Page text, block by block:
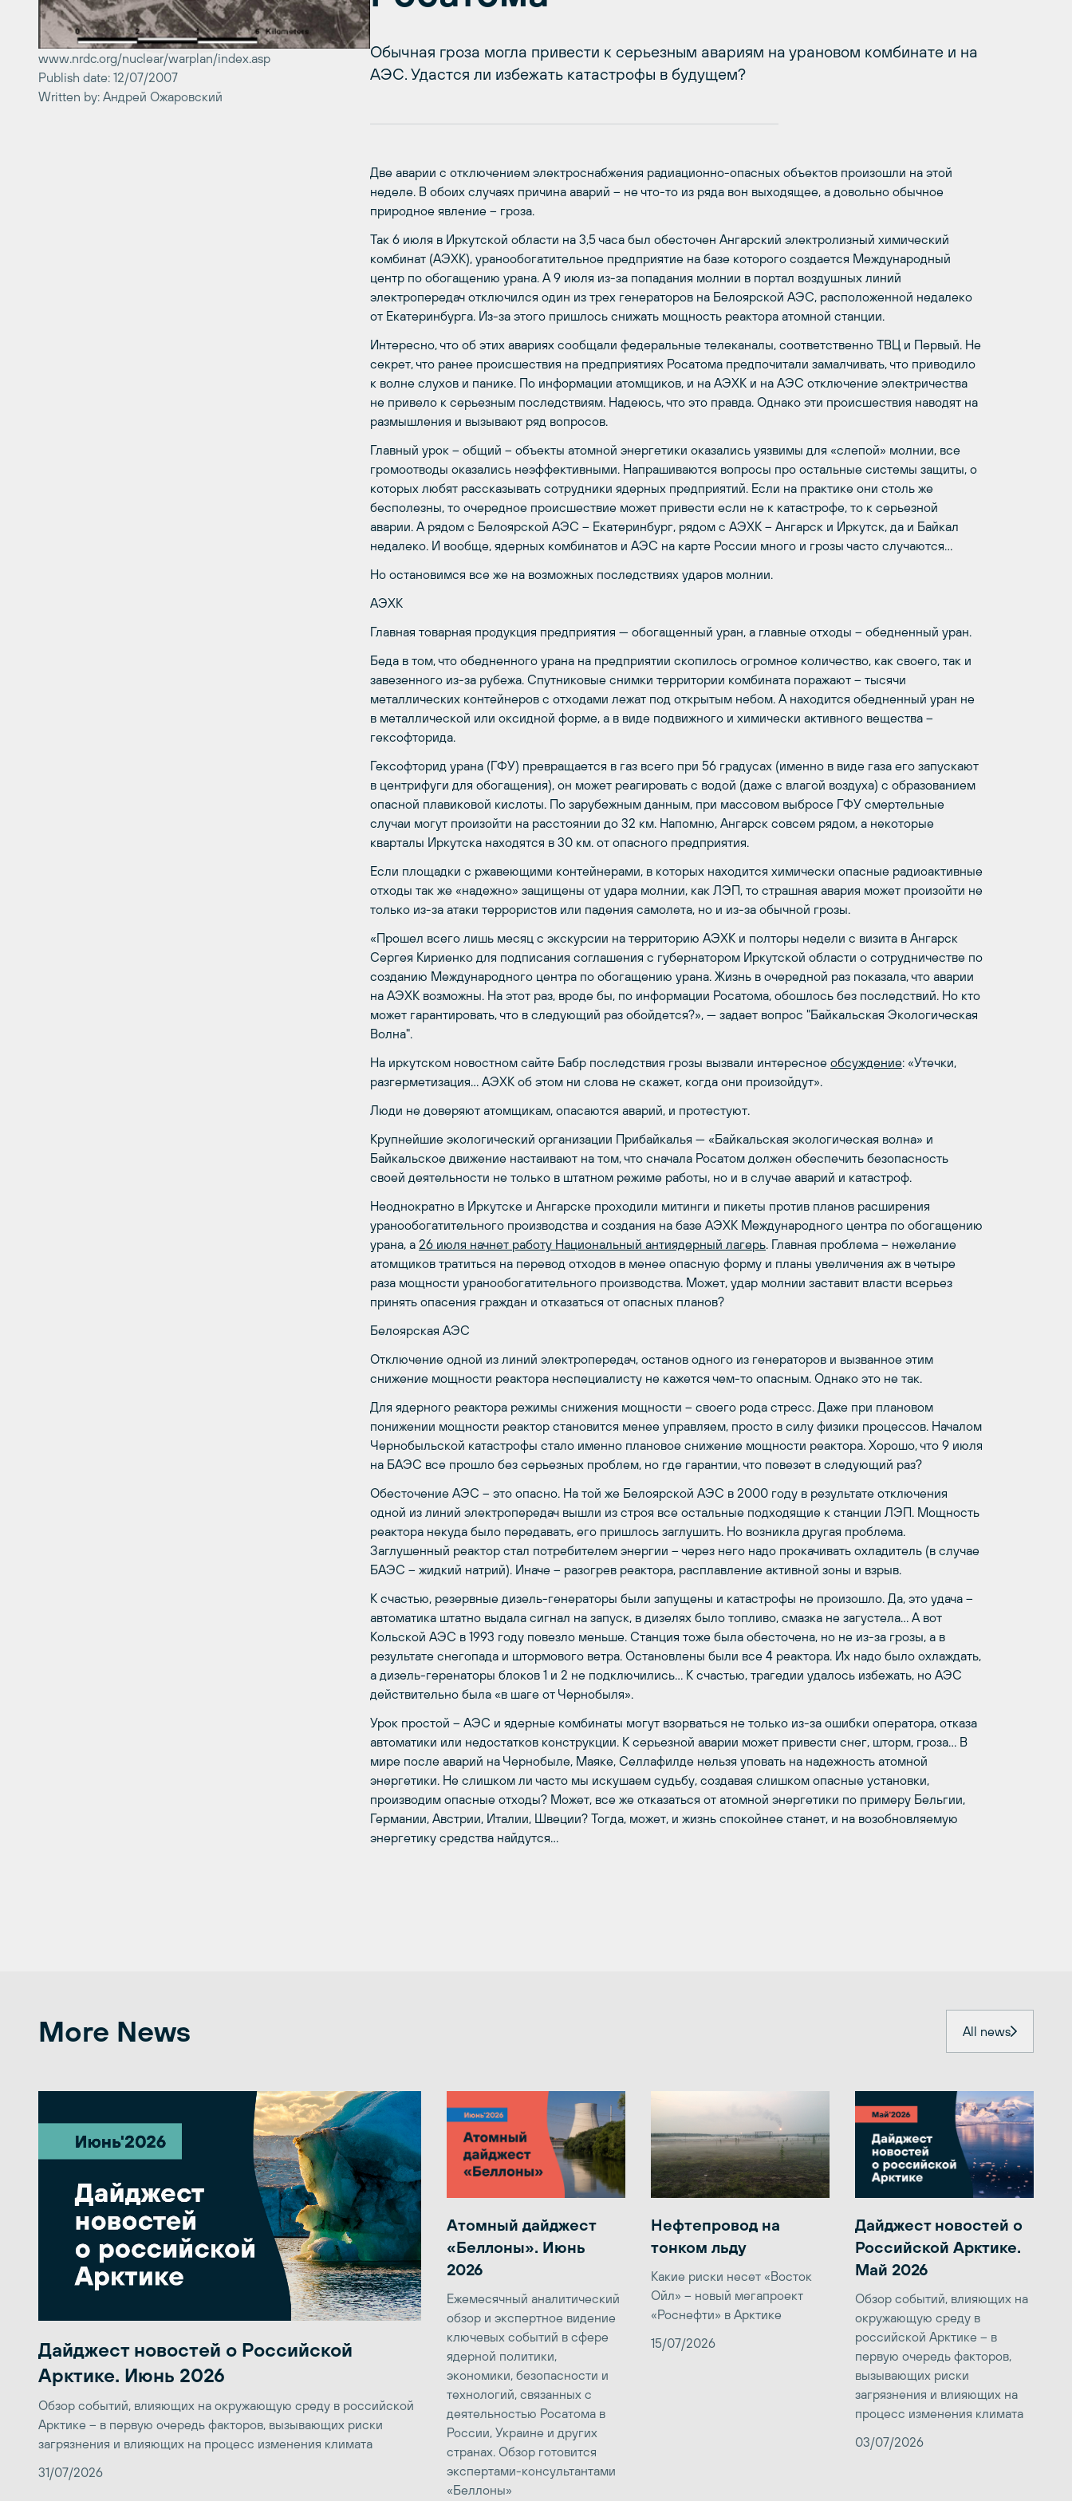
www.nrdc.org/nuclear/warplan/index.asp
Publish date: 12/07/2007
Written by: Андрей Ожаровский
Обычная гроза могла привести к серьезным авариям на урановом комбинате и на
АЭС. Удастся ли избежать катастрофы в будущем?
Две аварии с отключением электроснабжения радиационно-опасных объектов произошли на этой
неделе. В обоих случаях причина аварий – не что-то из ряда вон выходящее, а довольно обычное
природное явление – гроза.
Так 6 июля в Иркутской области на 3,5 часа был обесточен Ангарский электролизный химический
комбинат (АЭХК), уранообогатительное предприятие на базе которого создается Международный
центр по обогащению урана. А 9 июля из-за попадания молнии в портал воздушных линий
электропередач отключился один из трех генераторов на Белоярской АЭС, расположенной недалеко
от Екатеринбурга. Из-за этого пришлось снижать мощность реактора атомной станции.
Интересно, что об этих авариях сообщали федеральные телеканалы, соответственно ТВЦ и Первый. Не
секрет, что ранее происшествия на предприятиях Росатома предпочитали замалчивать, что приводило
к волне слухов и панике. По информации атомщиков, и на АЭХК и на АЭС отключение электричества
не привело к серьезным последствиям. Надеюсь, что это правда. Однако эти происшествия наводят на
размышления и вызывают ряд вопросов.
Главный урок – общий – объекты атомной энергетики оказались уязвимы для «слепой» молнии, все
громоотводы оказались неэффективными. Напрашиваются вопросы про остальные системы защиты, о
которых любят рассказывать сотрудники ядерных предприятий. Если на практике они столь же
бесполезны, то очередное происшествие может привести если не к катастрофе, то к серьезной
аварии. А рядом с Белоярской АЭС – Екатеринбург, рядом с АЭХК – Ангарск и Иркутск, да и Байкал
недалеко. И вообще, ядерных комбинатов и АЭС на карте России много и грозы часто случаются…
Но остановимся все же на возможных последствиях ударов молнии.
АЭХК
Главная товарная продукция предприятия — обогащенный уран, а главные отходы – обедненный уран.
Беда в том, что обедненного урана на предприятии скопилось огромное количество, как своего, так и
завезенного из-за рубежа. Спутниковые снимки территории комбината поражают – тысячи
металлических контейнеров с отходами лежат под открытым небом. А находится обедненный уран не
в металлической или оксидной форме, а в виде подвижного и химически активного вещества –
гексофторида.
Гексофторид урана (ГФУ) превращается в газ всего при 56 градусах (именно в виде газа его запускают
в центрифуги для обогащения), он может реагировать с водой (даже с влагой воздуха) с образованием
опасной плавиковой кислоты. По зарубежным данным, при массовом выбросе ГФУ смертельные
случаи могут произойти на расстоянии до 32 км. Напомню, Ангарск совсем рядом, а некоторые
кварталы Иркутска находятся в 30 км. от опасного предприятия.
Если площадки с ржавеющими контейнерами, в которых находится химически опасные радиоактивные
отходы так же «надежно» защищены от удара молнии, как ЛЭП, то страшная авария может произойти не
только из-за атаки террористов или падения самолета, но и из-за обычной грозы.
«Прошел всего лишь месяц с экскурсии на территорию АЭХК и полторы недели с визита в Ангарск
Сергея Кириенко для подписания соглашения с губернатором Иркутской области о сотрудничестве по
созданию Международного центра по обогащению урана. Жизнь в очередной раз показала, что аварии
на АЭХК возможны. На этот раз, вроде бы, по информации Росатома, обошлось без последствий. Но кто
может гарантировать, что в следующий раз обойдется?», — задает вопрос "Байкальская Экологическая
Волна".
На иркутском новостном сайте Бабр последствия грозы вызвали интересное обсуждение: «Утечки,
разгерметизация… АЭХК об этом ни слова не скажет, когда они произойдут».
Люди не доверяют атомщикам, опасаются аварий, и протестуют.
Крупнейшие экологический организации Прибайкалья — «Байкальская экологическая волна» и
Байкальское движение настаивают на том, что сначала Росатом должен обеспечить безопасность
своей деятельности не только в штатном режиме работы, но и в случае аварий и катастроф.
Неоднократно в Иркутске и Ангарске проходили митинги и пикеты против планов расширения
уранообогатительного производства и создания на базе АЭХК Международного центра по обогащению
урана, а 26 июля начнет работу Национальный антиядерный лагерь. Главная проблема – нежелание
атомщиков тратиться на перевод отходов в менее опасную форму и планы увеличения аж в четыре
раза мощности уранообогатительного производства. Может, удар молнии заставит власти всерьез
принять опасения граждан и отказаться от опасных планов?
Белоярская АЭС
Отключение одной из линий электропередач, останов одного из генераторов и вызванное этим
снижение мощности реактора неспециалисту не кажется чем-то опасным. Однако это не так.
Для ядерного реактора режимы снижения мощности – своего рода стресс. Даже при плановом
понижении мощности реактор становится менее управляем, просто в силу физики процессов. Началом
Чернобыльской катастрофы стало именно плановое снижение мощности реактора. Хорошо, что 9 июля
на БАЭС все прошло без серьезных проблем, но где гарантии, что повезет в следующий раз?
Обесточение АЭС – это опасно. На той же Белоярской АЭС в 2000 году в результате отключения
одной из линий электропередач вышли из строя все остальные подходящие к станции ЛЭП. Мощность
реактора некуда было передавать, его пришлось заглушить. Но возникла другая проблема.
Заглушенный реактор стал потребителем энергии – через него надо прокачивать охладитель (в случае
БАЭС – жидкий натрий). Иначе – разогрев реактора, расплавление активной зоны и взрыв.
К счастью, резервные дизель-генераторы были запущены и катастрофы не произошло. Да, это удача –
автоматика штатно выдала сигнал на запуск, в дизелях было топливо, смазка не загустела… А вот
Кольской АЭС в 1993 году повезло меньше. Станция тоже была обесточена, но не из-за грозы, а в
результате снегопада и штормового ветра. Остановлены были все 4 реактора. Их надо было охлаждать,
а дизель-геренаторы блоков 1 и 2 не подключились… К счастью, трагедии удалось избежать, но АЭС
действительно была «в шаге от Чернобыля».
Урок простой – АЭС и ядерные комбинаты могут взорваться не только из-за ошибки оператора, отказа
автоматики или недостатков конструкции. К серьезной аварии может привести снег, шторм, гроза… В
мире после аварий на Чернобыле, Маяке, Селлафилде нельзя уповать на надежность атомной
энергетики. Не слишком ли часто мы искушаем судьбу, создавая слишком опасные установки,
производим опасные отходы? Может, все же отказаться от атомной энергетики по примеру Бельгии,
Германии, Австрии, Италии, Швеции? Тогда, может, и жизнь спокойнее станет, и на возобновляемую
энергетику средства найдутся…
More News All news
Дайджест новостей о Российской
Арктике. Июнь 2026
Обзор событий, влияющих на окружающую среду в российской
Арктике – в первую очередь факторов, вызывающих риски
загрязнения и влияющих на процесс изменения климата
31/07/2026
Атомный дайджест
«Беллоны». Июнь
2026
Ежемесячный аналитический
обзор и экспертное видение
ключевых событий в сфере
ядерной политики,
экономики, безопасности и
технологий, связанных с
деятельностью Росатома в
России, Украине и других
странах. Обзор готовится
экспертами-консультантами
«Беллоны»
Нефтепровод на
тонком льду
Какие риски несет «Восток
Ойл» – новый мегапроект
«Роснефти» в Арктике
15/07/2026
Дайджест новостей о
Российской Арктике.
Май 2026
Обзор событий, влияющих на
окружающую среду в
российской Арктике – в
первую очередь факторов,
вызывающих риски
загрязнения и влияющих на
процесс изменения климата
03/07/2026